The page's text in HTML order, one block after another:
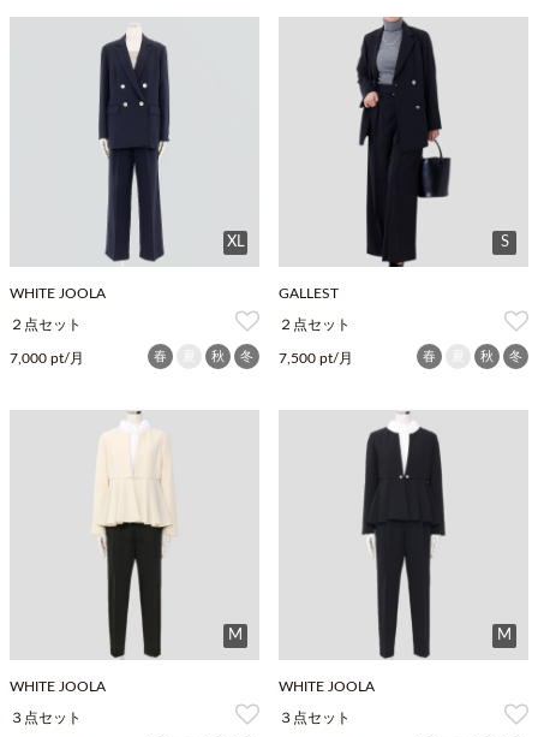
XL
WHITE JOOLA
２点セット
7,000 pt/月 春 秋 冬
S
GALLEST
２点セット
7,500 pt/月 春 秋 冬
M
WHITE JOOLA
３点セット
M
WHITE JOOLA
３点セット